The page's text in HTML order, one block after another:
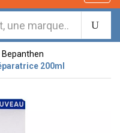
Bepanthen
200ml